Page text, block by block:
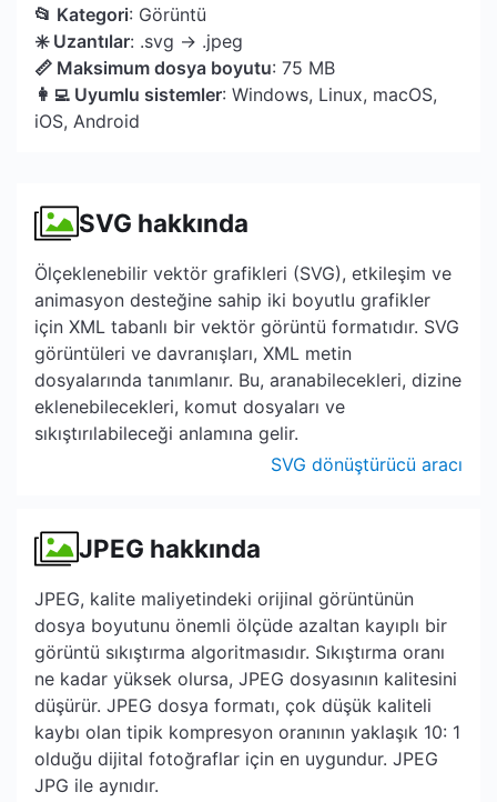
📂 Kategori: Görüntü
✳️ Uzantılar: .svg → .jpeg
📏 Maksimum dosya boyutu: 75 MB
👩‍💻 Uyumlu sistemler: Windows, Linux, macOS,
iOS, Android
SVG hakkında
Ölçeklenebilir vektör grafikleri (SVG), etkileşim ve
animasyon desteğine sahip iki boyutlu grafikler
için XML tabanlı bir vektör görüntü formatıdır. SVG
görüntüleri ve davranışları, XML metin
dosyalarında tanımlanır. Bu, aranabilecekleri, dizine
eklenebilecekleri, komut dosyaları ve
sıkıştırılabileceği anlamına gelir.
SVG dönüştürücü aracı
JPEG hakkında
JPEG, kalite maliyetindeki orijinal görüntünün
dosya boyutunu önemli ölçüde azaltan kayıplı bir
görüntü sıkıştırma algoritmasıdır. Sıkıştırma oranı
ne kadar yüksek olursa, JPEG dosyasının kalitesini
düşürür. JPEG dosya formatı, çok düşük kaliteli
kaybı olan tipik kompresyon oranının yaklaşık 10: 1
olduğu dijital fotoğraflar için en uygundur. JPEG
JPG ile aynıdır.